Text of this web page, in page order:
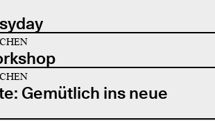
Gemütlich ins neue